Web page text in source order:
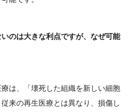
のは大きな利点ですが、なぜ可能
は、「壊死した組織を新しい細胞
来の再生医療とは異なり、損傷し